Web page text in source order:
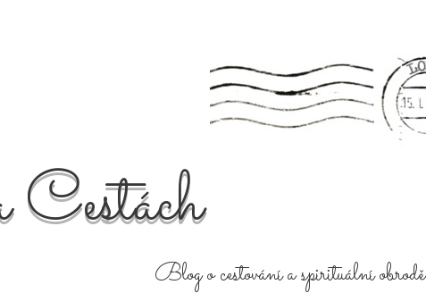
Blog o cestování a spirituální obrodě